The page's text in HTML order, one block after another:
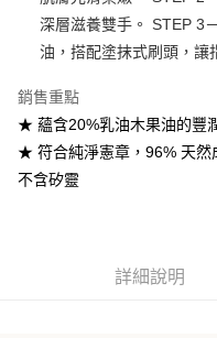
1.本服務由台灣大哥大提供，
2.付款方式選擇「大哥付你分期
流程，驗證手機門號後，選擇
3.實際核准額度、可分期數及費
4.訂單成立30分鐘內，如未前往
消。如遇「轉專審核」未通過
法說明評估內容。
【繳款方式說明】
AFTEE先享後付
相關說明
AFTEE先享後付是「在收到商
１．簡單：不需註冊會員、不需
２．便利：只要手機號碼，簡訊
３．安心：先確認商品／服務後
２．訂單成立數日內，您將收到
３．收到繳費通知簡訊後14天
ATM付款
運送方式
付款後全家取貨
每筆NT$70，滿NT$1,000(
深層滋養雙手。 STEP 3
油，搭配塗抹式刷頭，讓
銷售重點
★ 蘊含20%乳油木果油的豐
★ 符合純淨憲章，96% 天然
不含矽靈
詳細說明